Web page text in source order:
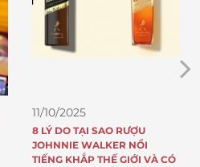
11/10/2025
8 LÝ DO TẠI SAO RƯỢU
JOHNNIE WALKER NỔI
TIẾNG KHẮP THẾ GIỚI VÀ CÓ